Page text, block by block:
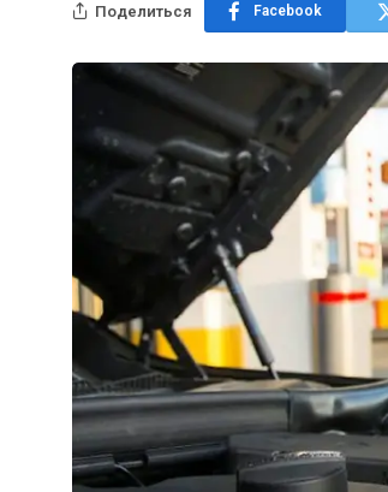
Поделиться Facebook